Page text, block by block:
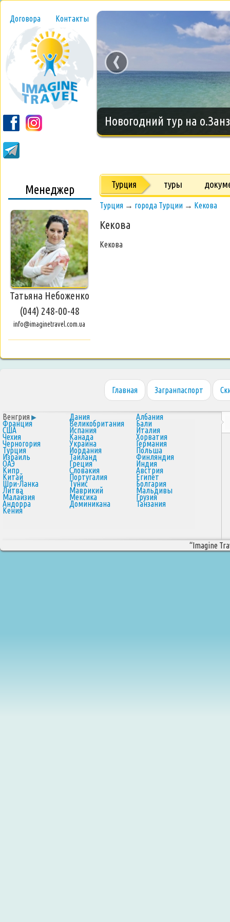
Договора Контакты
Новогодний тур на
‹
Менеджер
Татьяна Небоженко
(044) 248-00-48
info@imaginetravel.com.ua
Турция туры
Турция → города Турции → Kекова
Kекова
Kекова
Главная Загранпаспорт
Венгрия Дания Албания
Франция Великобритания Бали
США Испания Италия
Чехия Канада Хорватия
Черногория Украина Германия
Турция Иордания Польша
Израиль Таиланд Финляндия
ОАЭ Греция Индия
Кипр Словакия Австрия
Китай Португалия Египет
Шри-Ланка Тунис Болгария
Литва Маврикий Мальдивы
Малайзия Мексика Грузия
Андорра Доминикана Танзания
Кения
“Imagine